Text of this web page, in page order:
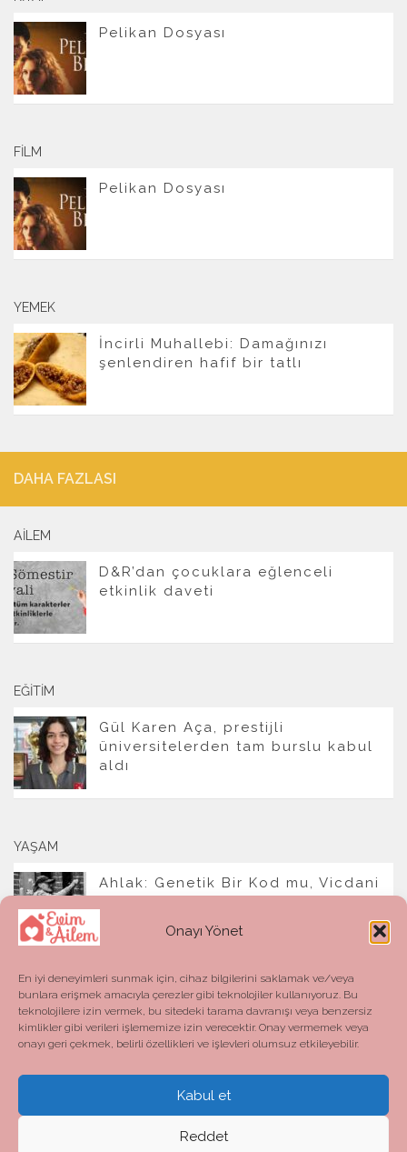
Onayı Yönet
En iyi deneyimleri sunmak için, cihaz bilgilerini saklamak ve/veya
bunlara erişmek amacıyla çerezler gibi teknolojiler kullanıyoruz. Bu
teknolojilere izin vermek, bu sitedeki tarama davranışı veya benzersiz
kimlikler gibi verileri işlememize izin verecektir. Onay vermemek veya
onayı geri çekmek, belirli özellikleri ve işlevleri olumsuz etkileyebilir.
Kabul et
Reddet
Pelikan Dosyası
FILM
Pelikan Dosyası
YEMEK
İncirli Muhallebi: Damağınızı
şenlendiren hafif bir tatlı
DAHA FAZLASI
AILEM
D&R’dan çocuklara eğlenceli
etkinlik daveti
EĞITIM
Gül Karen Aça, prestijli
üniversitelerden tam burslu kabul
aldı
YAŞAM
Ahlak: Genetik Bir Kod mu, Vicdani
Evim ve Ailem © 2026. All Rights Reserved.